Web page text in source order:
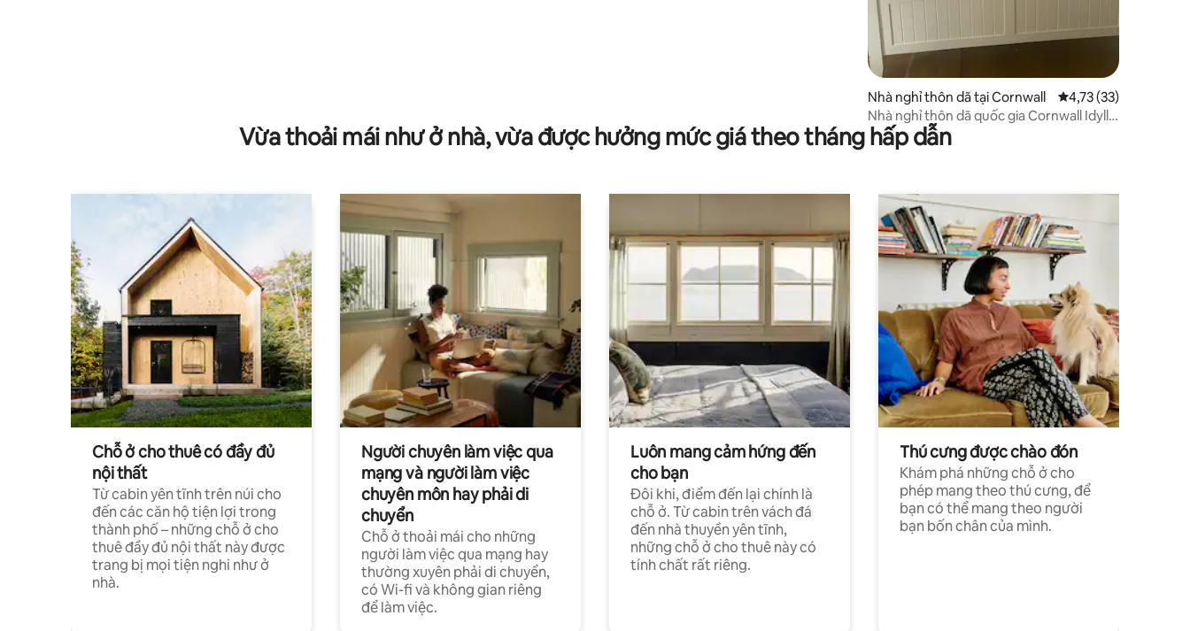
Nhà nghỉ thôn dã tại Cornwall Xếp hạng trung bình
4,73 (33)
Nhà nghỉ thôn dã quốc gia Cornwall Idyllic
- St Cleer
Vừa thoải mái như ở nhà, vừa được hưởng mức giá theo tháng hấp dẫn
Chỗ ở cho thuê có đầy đủ
nội thất
Từ cabin yên tĩnh trên núi cho
đến các căn hộ tiện lợi trong
thành phố – những chỗ ở cho
thuê đầy đủ nội thất này được
trang bị mọi tiện nghi như ở
nhà.
Người chuyên làm việc qua
mạng và người làm việc
chuyên môn hay phải di
chuyển
Chỗ ở thoải mái cho những
người làm việc qua mạng hay
thường xuyên phải di chuyển,
có Wi-fi và không gian riêng
để làm việc.
Luôn mang cảm hứng đến
cho bạn
Đôi khi, điểm đến lại chính là
chỗ ở. Từ cabin trên vách đá
đến nhà thuyền yên tĩnh,
những chỗ ở cho thuê này có
tính chất rất riêng.
Thú cưng được chào đón
Khám phá những chỗ ở cho
phép mang theo thú cưng, để
bạn có thể mang theo người
bạn bốn chân của mình.